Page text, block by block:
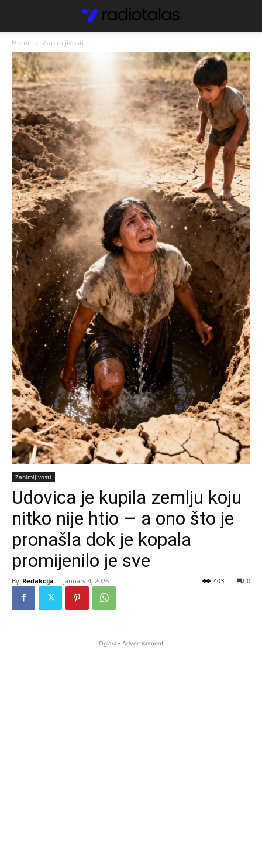
Home Zanimljivosti
Zanimljivosti
Udovica je kupila zemlju koju
nitko nije htio – a ono što je
pronašla dok je kopala
promijenilo je sve
By Redakcija - January 4, 2026 0
403
Oglasi - Advertisement